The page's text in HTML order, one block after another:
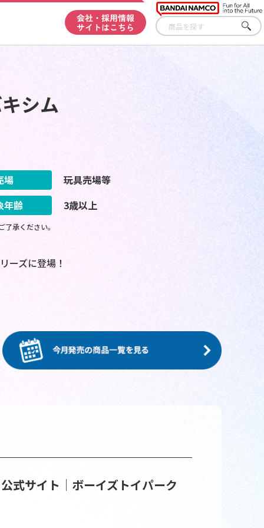
会社・採用情報
サイトはこちら
さが
す
シム
場
玩具売場等
年齢
3歳以上
承ください。
ーズに登場！
式サイト│ボーイズトイパーク